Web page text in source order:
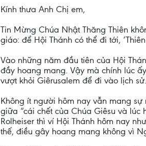
Kính thưa Anh Chị em,
Tin Mừng Chúa Nhật Thăng Thiên
giáo: để Hội Thánh có thể đi tới,
Vào những năm đầu tiên của Hội
đầy hoang mang. Vậy mà chính lúc
vượt khỏi Giêrusalem để đi vào lịch sử.
Không ít người hôm nay vẫn mang
giữa “cái chết của Chúa Giêsu và
Rolheiser thì ví Hội Thánh hôm nay
thế, điều gây hoang mang không vì